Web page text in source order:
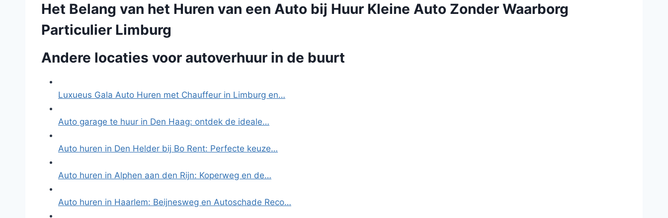
Het Belang van het Huren van een Auto bij Huur Kleine Auto Zonder Waarborg
Particulier Limburg
Andere locaties voor autoverhuur in de buurt
Luxueus Gala Auto Huren met Chauffeur in Limburg en…
Auto garage te huur in Den Haag: ontdek de ideale…
Auto huren in Den Helder bij Bo Rent: Perfecte keuze…
Auto huren in Alphen aan den Rijn: Koperweg en de…
Auto huren in Haarlem: Beijnesweg en Autoschade Reco…